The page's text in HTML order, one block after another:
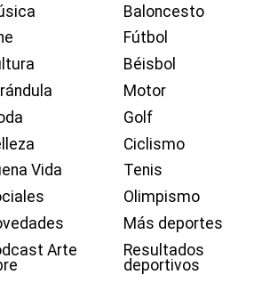
Vida
Arte
Baloncesto
Fútbol
Béisbol
Motor
Golf
Ciclismo
Tenis
Olimpismo
Más deportes
Resultados
deportivos